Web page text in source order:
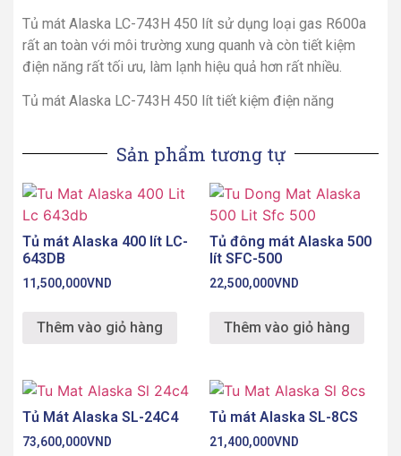
Tủ mát Alaska LC-743H 450 lít sử dụng loại gas R600a
rất an toàn với môi trường xung quanh và còn tiết kiệm
điện năng rất tối ưu, làm lạnh hiệu quả hơn rất nhiều.
Tủ mát Alaska LC-743H 450 lít tiết kiệm điện năng
Sản phẩm tương tự
Tủ mát Alaska 400 lít LC-
643DB
11,500,000VND
Thêm vào giỏ hàng
Tủ đông mát Alaska 500
lít SFC-500
22,500,000VND
Thêm vào giỏ hàng
Tủ Mát Alaska SL-24C4
73,600,000VND
Tủ mát Alaska SL-8CS
21,400,000VND